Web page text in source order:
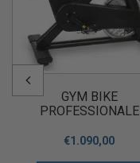
GYM BIKE
PROFESSIONALE
CYCLE
€1.090,00